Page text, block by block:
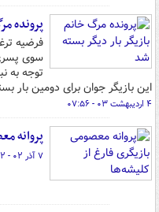
پرونده
فرضیه
سوی
توجه به
این بازیگر جوان برای دومین بار
۴ اردیبهشت ۰۳ - ۰۷:۵۶
پروانه
۷ آذر ۰۲ - ۱۰:۳۲